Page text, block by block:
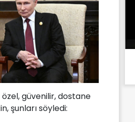
güvenilir, dostane
şunları söyledi: